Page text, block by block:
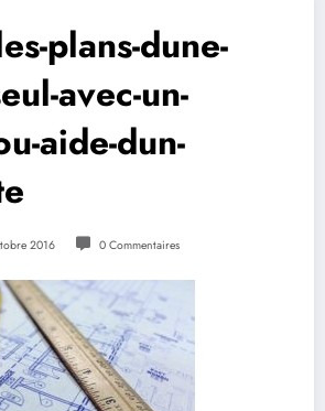
plans-dune-
avec-un-
aide-dun-
2016 0 Commentaires